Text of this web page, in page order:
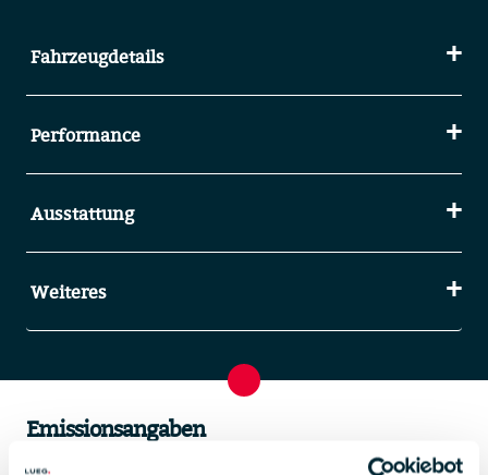
Fahrzeugdetails
Performance
Ausstattung
Weiteres
Emissionsangaben